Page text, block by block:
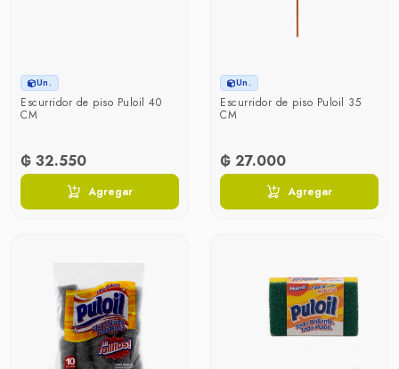
Un.
Escurridor de piso Puloil 40
CM
₲ 32.550
Agregar
Un.
Escurridor de piso Puloil 35
CM
₲ 27.000
Agregar